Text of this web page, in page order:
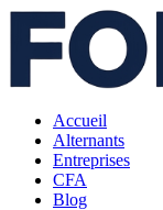
Accueil
Alternants
Entreprises
CFA
Blog